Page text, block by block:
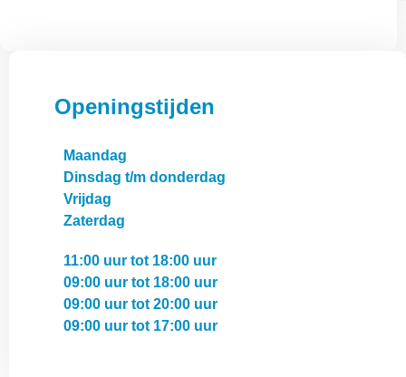
Openingstijden
Maandag
Dinsdag t/m donderdag
Vrijdag
Zaterdag
11:00 uur tot 18:00 uur
09:00 uur tot 18:00 uur
09:00 uur tot 20:00 uur
09:00 uur tot 17:00 uur